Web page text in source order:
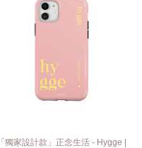
「獨家設計款」正念生活 - Hygge |